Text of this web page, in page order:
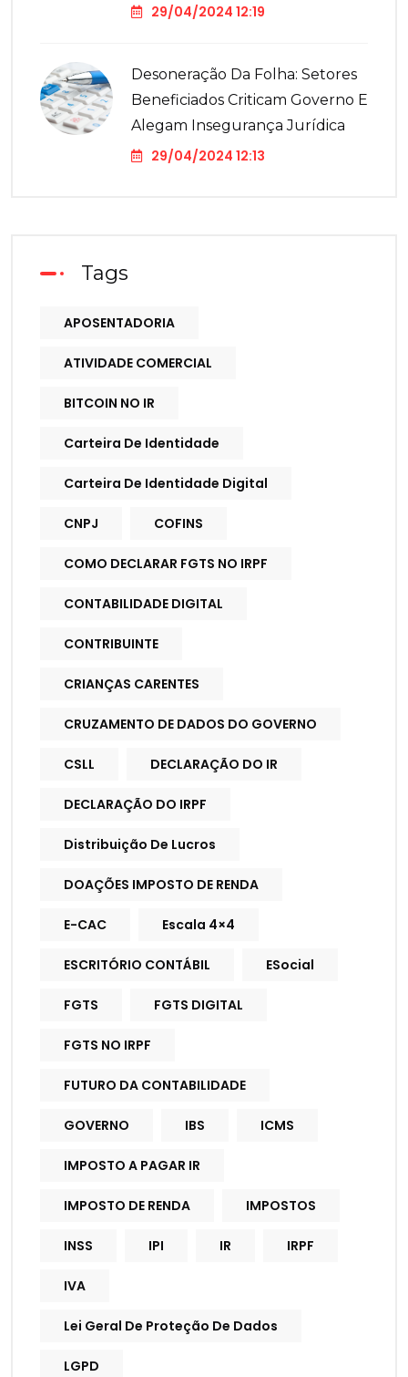
29/04/2024 12:19
Desoneração Da Folha: Setores
Beneficiados Criticam Governo E
Alegam Insegurança Jurídica
29/04/2024 12:13
Tags
APOSENTADORIA
ATIVIDADE COMERCIAL
BITCOIN NO IR
Carteira De Identidade
Carteira De Identidade Digital
CNPJ COFINS
COMO DECLARAR FGTS NO IRPF
CONTABILIDADE DIGITAL
CONTRIBUINTE
CRIANÇAS CARENTES
CRUZAMENTO DE DADOS DO GOVERNO
CSLL DECLARAÇÃO DO IR
DECLARAÇÃO DO IRPF
Distribuição De Lucros
DOAÇÕES IMPOSTO DE RENDA
E-CAC Escala 4×4
ESCRITÓRIO CONTÁBIL ESocial
FGTS FGTS DIGITAL
FGTS NO IRPF
FUTURO DA CONTABILIDADE
GOVERNO IBS ICMS
IMPOSTO A PAGAR IR
IMPOSTO DE RENDA IMPOSTOS
INSS IPI IR IRPF
IVA
Lei Geral De Proteção De Dados
LGPD